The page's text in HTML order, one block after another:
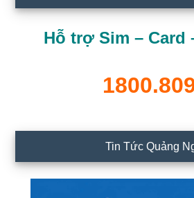
Hỗ trợ Sim – Card
Tin Tức Quảng